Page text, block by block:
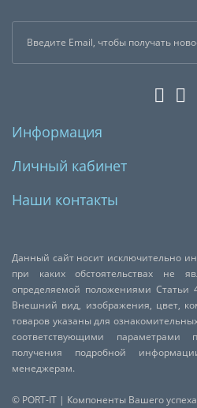
Информация
Личный кабинет
Наши контакты
Данный сайт носит исключительно
при каких обстоятельствах не
определяемой положениями Статьи
Внешний вид, изображения, цвет,
товаров указаны для
соответствующими параметрами
получения подробной
менеджерам.
© PORT-IT | Компоненты Вашего успеха